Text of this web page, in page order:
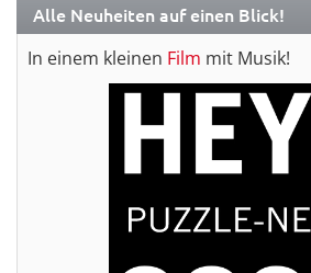
Alle Neuheiten auf einen Blick!
In einem kleinen Film mit Musik!